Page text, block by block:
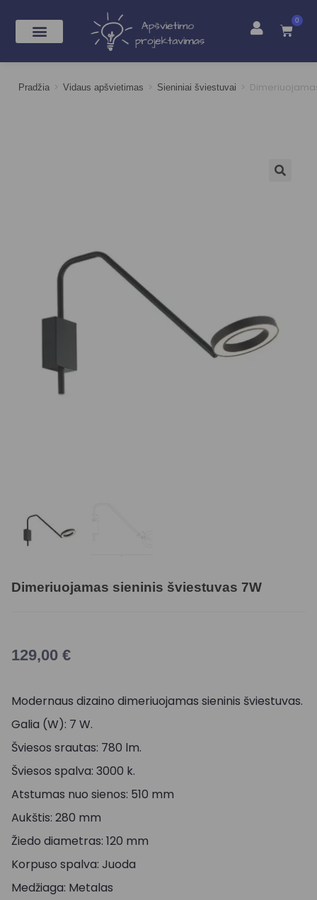
0
Pradžia > Vidaus apšvietimas > Sieniniai šviestuvai >
Dimeriuojamas sieninis šviestuvas 7W
129,00 €
Modernaus dizaino dimeriuojamas sieninis šviestuvas.
Galia (W): 7 W.
Šviesos srautas: 780 lm.
Šviesos spalva: 3000 k.
Atstumas nuo sienos: 510 mm
Aukštis: 280 mm
Žiedo diametras: 120 mm
Korpuso spalva: Juoda
Medžiaga: Metalas